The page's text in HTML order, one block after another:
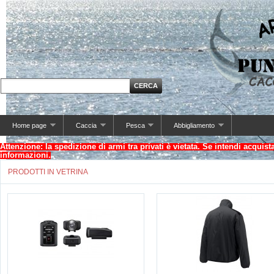
Home page Caccia Pesca Abbigliamento
Attenzione: la spedizione di armi tra privati è vietata. Se intendi
informazioni.
PRODOTTI IN VETRINA